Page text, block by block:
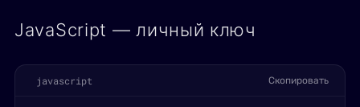
JavaScript — личный ключ
javascript Скопировать